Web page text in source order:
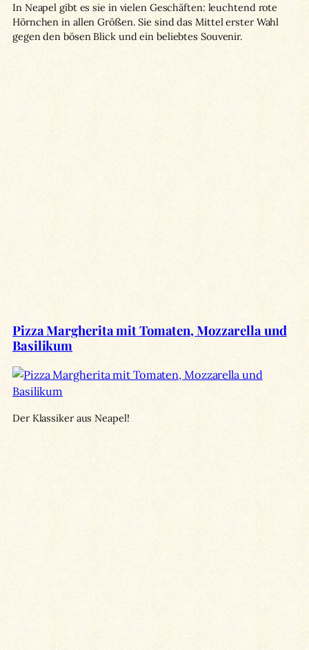
In Neapel gibt es sie in vielen Geschäften: leuchtend rote
Hörnchen in allen Größen. Sie sind das Mittel erster Wahl
gegen den bösen Blick und ein beliebtes Souvenir.
Pizza Margherita mit Tomaten, Mozzarella und
Basilikum
Der Klassiker aus Neapel!